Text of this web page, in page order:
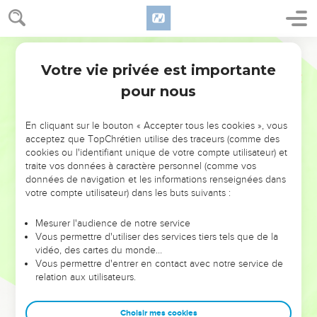
NE MANQUEZ PAS L’ÉVÉNEMENT
DE L’ANNÉE !
ET SI LEURS ERREURS POUVAIENT VOUS ÉVITER LES
VOTRES ?
leur foi ou leur vision. Mais on voit moins les doutes, les erreurs
et les saisons difficiles qu'ils ont traversés, alors même que ce
sont elles qui les ont façonnés.
Dans cette conférence, leaders, entrepreneurs, et responsables
clés pour avancer avec plus de sagesse afin que leurs erreurs
Votre vie privée est importante
pour nous
En cliquant sur le bouton « Accepter tous les cookies », vous
acceptez que TopChrétien utilise des traceurs (comme des
cookies ou l'identifiant unique de votre compte utilisateur) et
traite vos données à caractère personnel (comme vos
données de navigation et les informations renseignées dans
votre compte utilisateur) dans les buts suivants :
Mesurer l'audience de notre service
Vous permettre d'utiliser des services tiers tels que de la
vidéo, des cartes du monde…
Vous permettre d'entrer en contact avec notre service de
relation aux utilisateurs.
Choisir mes cookies